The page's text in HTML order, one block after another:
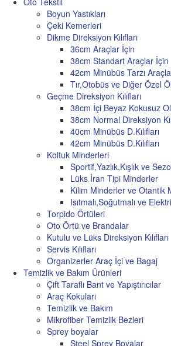
Boyun Yastıkları
Çeki Kemerleri
Dikme Direksiyon Kılıfları
36cm Araçlar İçin
38cm Standart Araçlar İçin
42cm Minübüs Tarzı
Tır,Otobüs ve Diğer Özel
Geçme Direksiyon Kılıfları
38cm İçi Beyaz Kokusuz
38cm Normal Direksiyon
40cm Minübüs D.Kılıfları
42cm Minübüs D.Kılıfları
Koltuk Minderleri
Sportif,Yazlık,Kışlık ve
Lüks İran Tipi Minderler
Kilim Minderler ve Otantik
Isıtmalı,Soğutmalı ve
Torpido Örtüleri
Oto Örtü ve Brandalar
Kutulu ve Lüks Direksiyon Kılıfları
Servis Kılıfları
Organizerler Araç İçi ve Bagaj
Temizlik ve Bakım Ürünleri
Çift Taraflı Bant ve Yapıştırıcılar
Araç Kokuları
Temizlik ve Bakım
Mikrofiber Temizlik Bezleri
Sprey boyalar
Steel Sprey Boyalar